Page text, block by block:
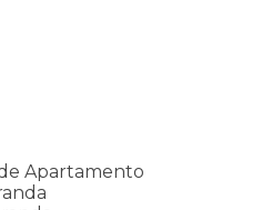
Apartamento